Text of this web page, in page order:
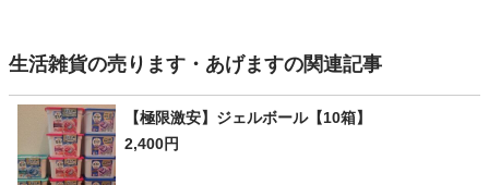
生活雑貨の売ります・あげますの関連記事
【極限激安】ジェルボール【10箱】
2,400円